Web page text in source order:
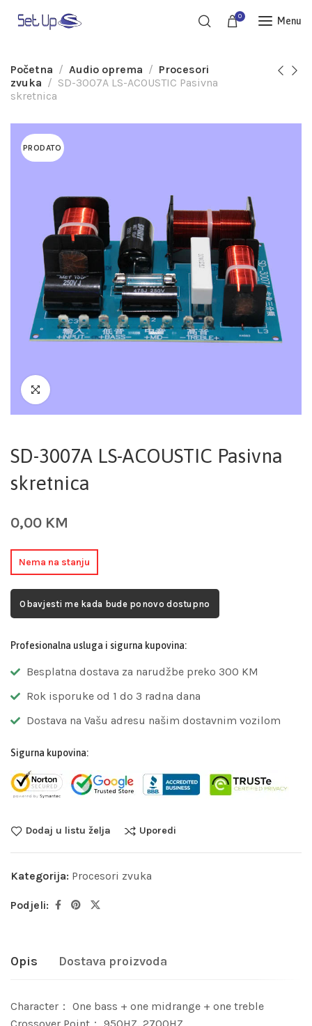
0 Menu
Početna Audio oprema
Procesori
zvuka
SD-3007A LS-ACOUSTIC Pasivna
skretnica
PRODATO
SD-3007A LS-ACOUSTIC Pasivna
skretnica
0,00 KM
Nema na stanju
Obavjesti me kada bude ponovo dostupno
Profesionalna usluga i sigurna kupovina:
Besplatna dostava za narudžbe preko 300 KM
Rok isporuke od 1 do 3 radna dana
Dostava na Vašu adresu našim dostavnim vozilom
Sigurna kupovina:
Dodaj u listu želja Uporedi
Kategorija: Procesori zvuka
Podjeli:
Opis Dostava proizvoda
Character： One bass + one midrange + one treble